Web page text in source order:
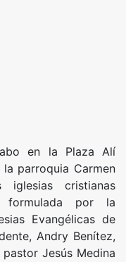
en la Plaza Alí
parroquia Carmen
iglesias cristianas
formulada por la
Evangélicas de
Andry Benítez,
Jesús Medina